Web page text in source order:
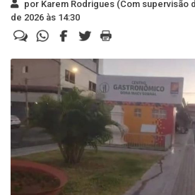
por Karem Rodrigues (Com supervisão
de 2026 às 14:30